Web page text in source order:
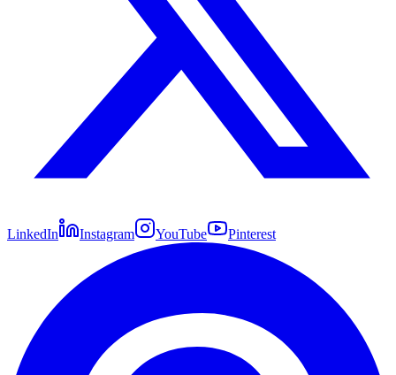
LinkedIn Instagram YouTube Pinterest